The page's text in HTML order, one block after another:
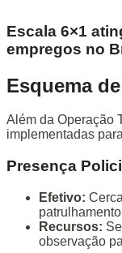
Escala 6×1
empregos no
Esquema
Além da Operação
implementadas
Presença
Efetivo:
Recursos:
observação